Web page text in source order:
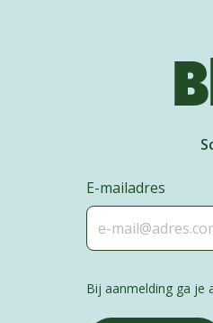
E-mailadres
Bij aanmelding ga